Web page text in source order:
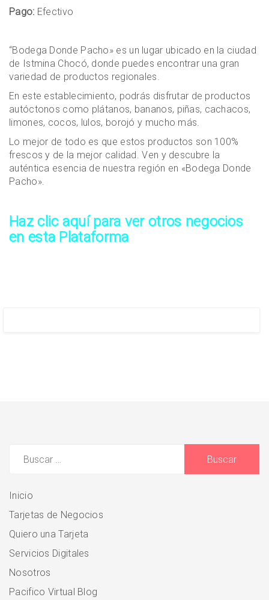
Pago: Efectivo
“Bodega Donde Pacho» es un lugar ubicado en la ciudad
de Istmina Chocó, donde puedes encontrar una gran
variedad de productos regionales.
En este establecimiento, podrás disfrutar de productos
autóctonos como plátanos, bananos, piñas, cachacos,
limones, cocos, lulos, borojó y mucho más.
Lo mejor de todo es que estos productos son 100%
frescos y de la mejor calidad. Ven y descubre la
auténtica esencia de nuestra región en «Bodega Donde
Pacho».
Haz clic aquí para ver otros negocios
en esta Plataforma
Inicio
Tarjetas de Negocios
Quiero una Tarjeta
Servicios Digitales
Nosotros
Pacifico Virtual Blog